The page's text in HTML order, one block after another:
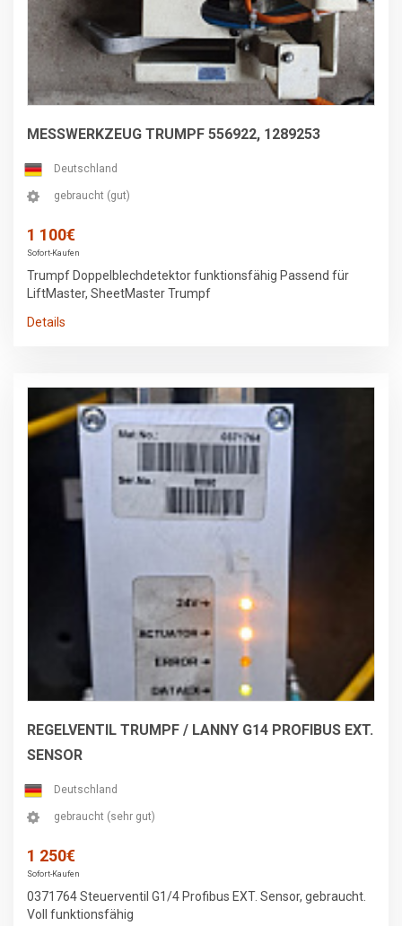
MESSWERKZEUG TRUMPF 556922, 1289253
Deutschland
gebraucht (gut)
1 100€
Sofort-Kaufen
Trumpf Doppelblechdetektor funktionsfähig Passend für
LiftMaster, SheetMaster Trumpf
Details
REGELVENTIL TRUMPF / LANNY G14 PROFIBUS EXT.
SENSOR
Deutschland
gebraucht (sehr gut)
1 250€
Sofort-Kaufen
0371764 Steuerventil G1/4 Profibus EXT. Sensor, gebraucht.
Voll funktionsfähig